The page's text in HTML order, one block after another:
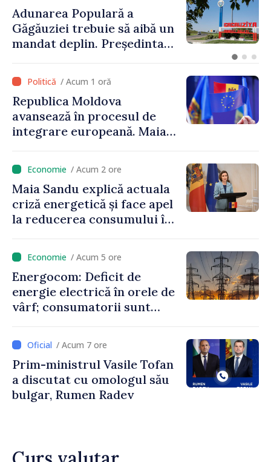
Adunarea Populară a
Găgăuziei trebuie să aibă un
mandat deplin. Președinta
libere și corecte””
/ Acum 1 oră
Republica Moldova
avansează în procesul de
integrare europeană. Maia
niciun stat”
/ Acum 2 ore
Maia Sandu explică actuala
criză energetică și face apel
la reducerea consumului în
putem menține prețurile la
un nivel mai mic”
/ Acum 5 ore
Energocom: Deficit de
energie electrică în orele de
vârf; consumatorii sunt
/ Acum 7 ore
Prim-ministrul Vasile Tofan
a discutat cu omologul său
bulgar, Rumen Radev